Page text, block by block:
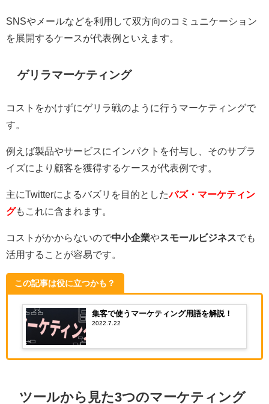
SNSやメールなどを利用して双方向のコミュニケーション
を展開するケースが代表例といえます。
ゲリラマーケティング
コストをかけずにゲリラ戦のように行うマーケティングで
す。
例えば製品やサービスにインパクトを付与し、そのサプラ
イズにより顧客を獲得するケースが代表例です。
主にTwitterによるバズリを目的としたバズ・マーケティン
グもこれに含まれます。
コストがかからないので中小企業やスモールビジネスでも
活用することが容易です。
この記事は役に立つかも？
集客で使うマーケティング用語を解説！
2022.7.22
ツールから見た3つのマーケティング